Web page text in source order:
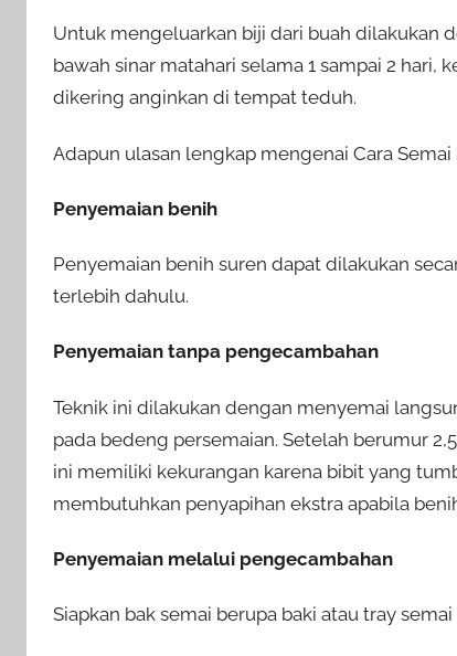
Untuk mengeluarkan biji dari buah dilakukan
bawah sinar matahari selama 1 sampai 2 hari,
dikering anginkan di tempat teduh.
Adapun ulasan lengkap mengenai Cara
Penyemaian benih
Penyemaian benih suren dapat dilakukan
terlebih dahulu.
Penyemaian tanpa pengecambahan
Teknik ini dilakukan dengan menyemai
pada bedeng persemaian. Setelah berumur
ini memiliki kekurangan karena bibit yang
membutuhkan penyapihan ekstra apabila
Penyemaian melalui pengecambahan
Siapkan bak semai berupa baki atau tray